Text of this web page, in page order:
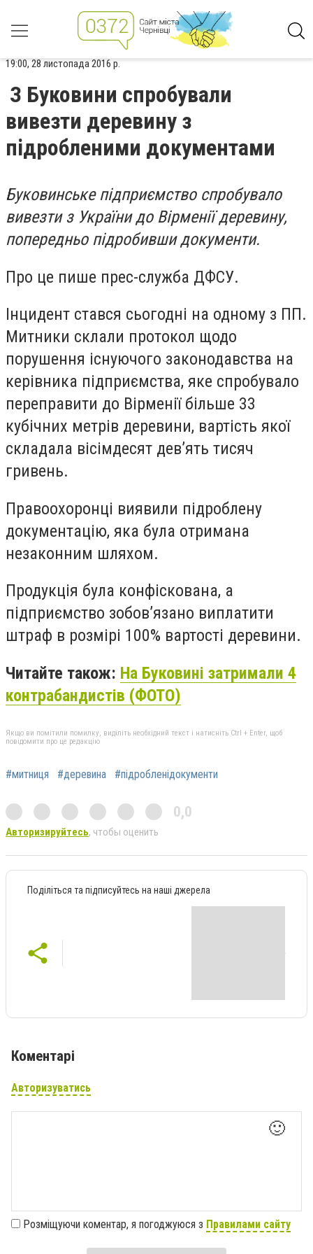
19:00, 28 листопада 2016 р.
З Буковини спробували
вивезти деревину з
підробленими документами
Буковинське підприємство спробувало
вивезти з України до Вірменії деревину,
попередньо підробивши документи.
Про це пише прес-служба ДФСУ.
Інцидент стався сьогодні на одному з ПП.
Митники склали протокол щодо
порушення існуючого законодавства на
керівника підприємства, яке спробувало
переправити до Вірменії більше 33
кубічних метрів деревини, вартість якої
складала вісімдесят дев’ять тисяч
гривень.
Правоохоронці виявили підроблену
документацію, яка була отримана
незаконним шляхом.
Продукція була конфіскована, а
підприємство зобов’язано виплатити
штраф в розмірі 100% вартості деревини.
Читайте також: На Буковині затримали 4
контрабандистів (ФОТО)
Якщо ви помітили помилку, виділіть необхідний текст і натисніть Ctrl + Enter, щоб
повідомити про це редакцію
#митниця #деревина #підробленідокументи
0,0
Авторизируйтесь, чтобы оценить
Поділіться та підписуйтесь на наші джерела
Коментарі
Авторизуватись
🙂
Розміщуючи коментар, я погоджуюся з Правилами сайту